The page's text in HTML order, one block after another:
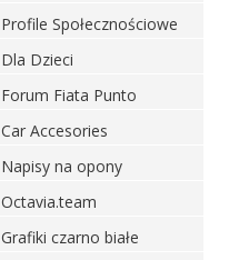
Profile Społecznościowe
Dla Dzieci
Forum Fiata Punto
Car Accesories
Napisy na opony
Octavia.team
Grafiki czarno białe